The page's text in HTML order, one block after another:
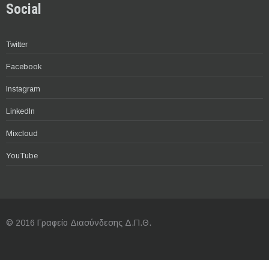
Social
Twitter
Facebook
Instagram
LinkedIn
Mixcloud
YouTube
© 2016 Γραφείο Διασύνδεσης Δ.Π.Θ.